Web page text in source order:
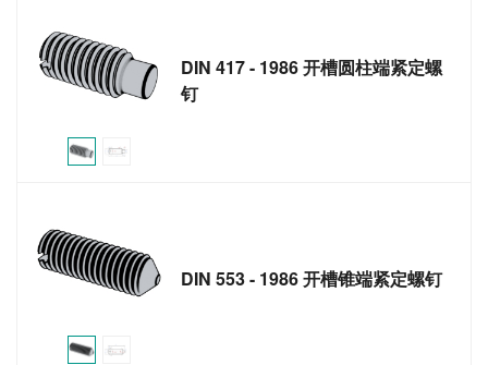
DIN 417 - 1986 开槽圆柱端紧定螺
钉
DIN 553 - 1986 开槽锥端紧定螺钉